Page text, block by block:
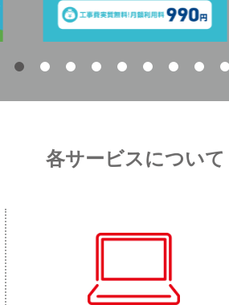
各サービスについて